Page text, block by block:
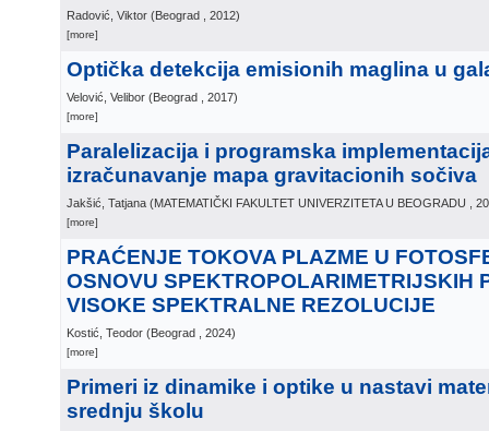
Radović, Viktor (Beograd , 2012)
[more]
Optička detekcija emisionih maglina u
Velović, Velibor (Beograd , 2017)
[more]
Paralelizacija i programska
izračunavanje mapa gravitacionih sočiva
Jakšić, Tatjana (MATEMATIČKI FAKULTET UNIVERZITETA U BEOGRADU ,
[more]
PRAĆENJE TOKOVA PLAZME U
OSNOVU SPEKTROPOLARIMETRIJSKIH
VISOKE SPEKTRALNE REZOLUCIJE
Kostić, Teodor (Beograd , 2024)
[more]
Primeri iz dinamike i optike u nastavi
srednju školu